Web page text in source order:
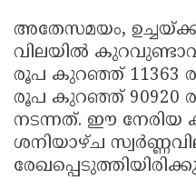
അതേസമയം,
വിലയിൽ
രൂപ കുറഞ്ഞ് 11363
രൂപ കുറഞ്ഞ് 90920
നടന്നത്. ഈ നേരിയ
ശനിയാഴ്ച